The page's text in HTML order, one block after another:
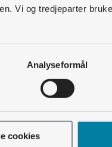
Vi og tredjeparter
Analyseformål
cookies
varmepumpe
og hvor kan jeg
på hele tiden?
plasseres?